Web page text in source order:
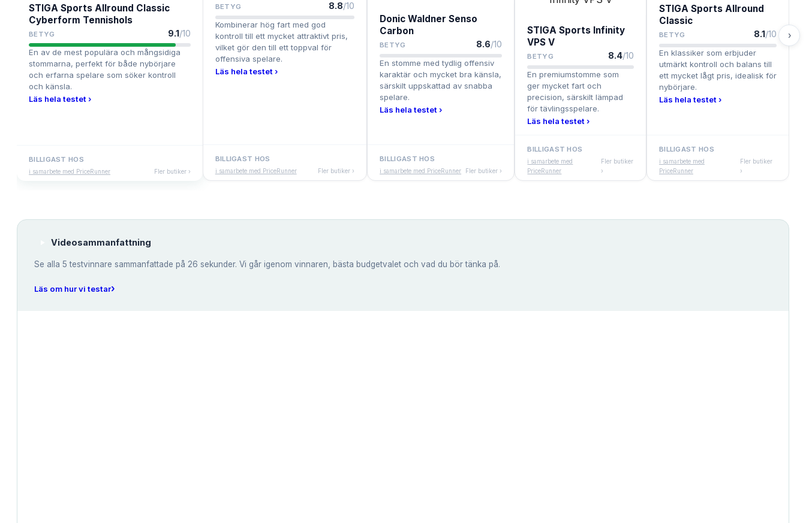
STIGA Sports Allround Classic
Cyberform Tennishols
BETYG 9.1/10
En av de mest populära och mångsidiga
stommarna, perfekt för både nybörjare
och erfarna spelare som söker kontroll
och känsla.
Läs hela testet ›
BILLIGAST HOS
i samarbete med PriceRunner Fler butiker ›
BETYG 8.8/10
Kombinerar hög fart med god
kontroll till ett mycket attraktivt pris,
vilket gör den till ett toppval för
offensiva spelare.
Läs hela testet ›
BILLIGAST HOS
i samarbete med PriceRunner Fler butiker ›
Donic Waldner Senso
Carbon
BETYG 8.6/10
En stomme med tydlig offensiv
karaktär och mycket bra känsla,
särskilt uppskattad av snabba
spelare.
Läs hela testet ›
BILLIGAST HOS
i samarbete med PriceRunner Fler butiker ›
STIGA Sports Infinity
VPS V
BETYG 8.4/10
En premiumstomme som
ger mycket fart och
precision, särskilt lämpad
för tävlingsspelare.
Läs hela testet ›
BILLIGAST HOS
i samarbete med
PriceRunner
Fler butiker
›
STIGA Sports Allround
Classic
BETYG 8.1/10
En klassiker som erbjuder
utmärkt kontroll och balans till
ett mycket lågt pris, idealisk för
nybörjare.
Läs hela testet ›
BILLIGAST HOS
i samarbete med
PriceRunner
Fler butiker
›
›
Videosammanfattning
Se alla 5 testvinnare sammanfattade på 26 sekunder. Vi går igenom vinnaren, bästa budgetvalet och vad du bör tänka på.
Läs om hur vi testar›